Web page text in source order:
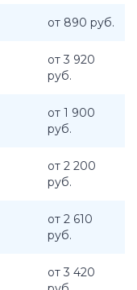
от 890 руб.
от 3 920
руб.
от 1 900
руб.
от 2 200
руб.
от 2 610
руб.
от 3 420